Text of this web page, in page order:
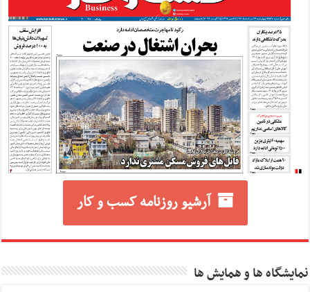
آرشیو روزنامه کسب و کار
نمایشگاه ها و همایش ها